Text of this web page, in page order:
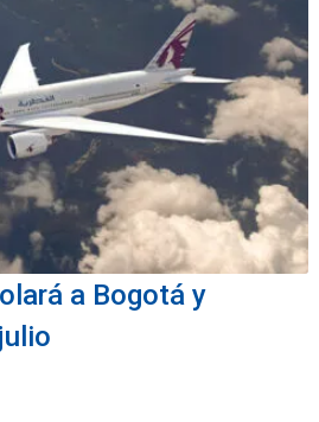
a Bogotá y